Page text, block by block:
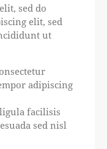
sed do
elit, sed
ut
adipiscing
facilisis
sed nisl